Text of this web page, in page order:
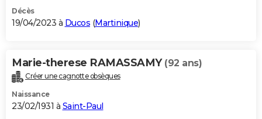
Décès
19/04/2023 à Ducos (Martinique)
Marie-therese RAMASSAMY (92 ans)
Créer une cagnotte obsèques
Naissance
23/02/1931 à Saint-Paul